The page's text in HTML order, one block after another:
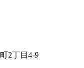
2丁目4-9